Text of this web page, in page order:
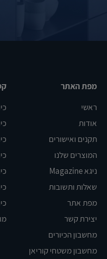
מפת האתר
ראשי
אודות
תקנים ואישורים
המוצרים שלנו
ניגא Magazine
שאלות ותשובות
מפת אתר
יצירת קשר
מחשבון הכיורים
מחשבון משטחי קוריאן